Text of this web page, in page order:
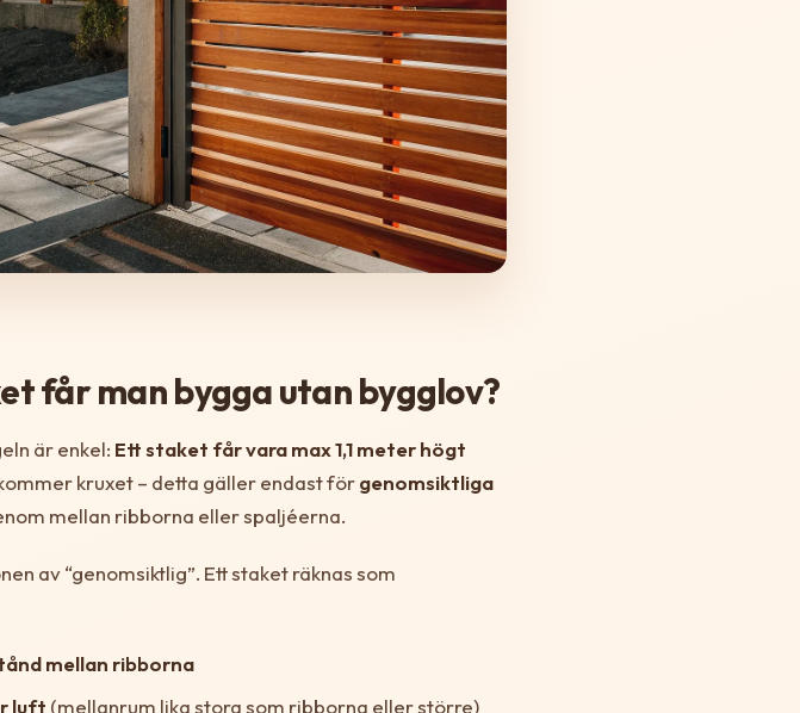
får man bygga utan bygglov?
är enkel: Ett staket får vara max 1,1 meter högt
kruxet – detta gäller endast förgenomsiktliga
mellan ribborna eller spaljéerna.
av “genomsiktlig”. Ett staket räknas som
mellan ribborna
luft (mellanrum lika stora som ribborna eller större)